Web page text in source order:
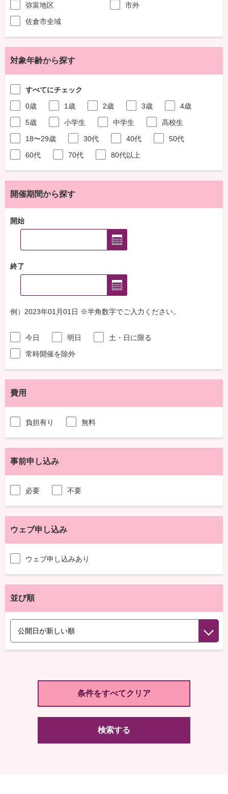
弥富地区
市外
佐倉市全域
対象年齢から探す
すべてにチェック
0歳
1歳 2歳 3歳
4歳
5歳
小学生 中学生
高校生
18〜29歳
30代 40代
50代
60代
70代 80代以上
開催期間から探す
開始
終了
例）2023年01月01日 ※半角数字でご入力ください。
今日 明日
土・日に限る
常時開催を除外
費用
負担有り 無料
事前申し込み
必要 不要
ウェブ申し込み
ウェブ申し込みあり
並び順
検索する